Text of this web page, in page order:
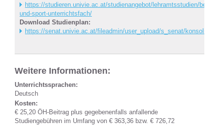
https://studieren.univie.ac.at/studienangebot/lehramtsstudien/
und-sport-unterrichtsfach/
Download Studienplan:
https://senat.univie.ac.at/fileadmin/user_upload/s_senat/
Weitere Informationen:
Unterrichtssprachen:
Deutsch
Kosten:
€ 25,20 ÖH-Beitrag plus gegebenenfalls anfallende
Studiengebühren im Umfang von € 363,36 bzw. € 726,72